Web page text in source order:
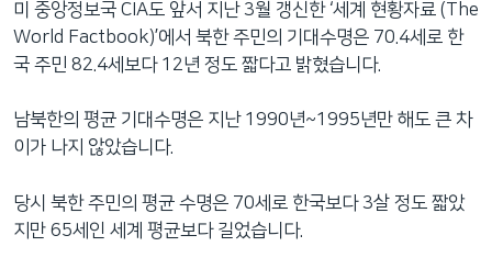
미 중앙정보국 CIA도 앞서 지난 3월 갱신한 ‘세계 현황자료 (The
World Factbook)’에서 북한 주민의 기대수명은 70.4세로 한
국 주민 82.4세보다 12년 정도 짧다고 밝혔습니다.
남북한의 평균 기대수명은 지난 1990년~1995년만 해도 큰 차
이가 나지 않았습니다.
당시 북한 주민의 평균 수명은 70세로 한국보다 3살 정도 짧았
지만 65세인 세계 평균보다 길었습니다.